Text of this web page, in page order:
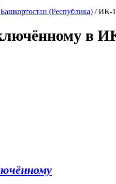
Башкортостан (Республика) / ИК-
в